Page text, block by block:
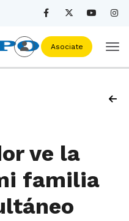
Asociate
ve la
familia